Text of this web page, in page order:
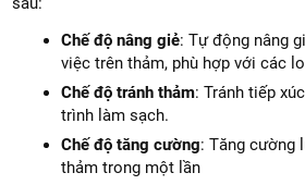
Chế độ nâng giẻ: Tự động nâng
việc trên thảm, phù hợp với các
Chế độ tránh thảm: Tránh tiếp
trình làm sạch.
Chế độ tăng cường: Tăng cường
thảm trong một lần